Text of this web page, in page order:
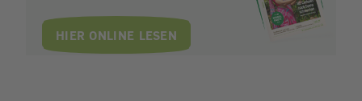
HIER ONLINE LESEN